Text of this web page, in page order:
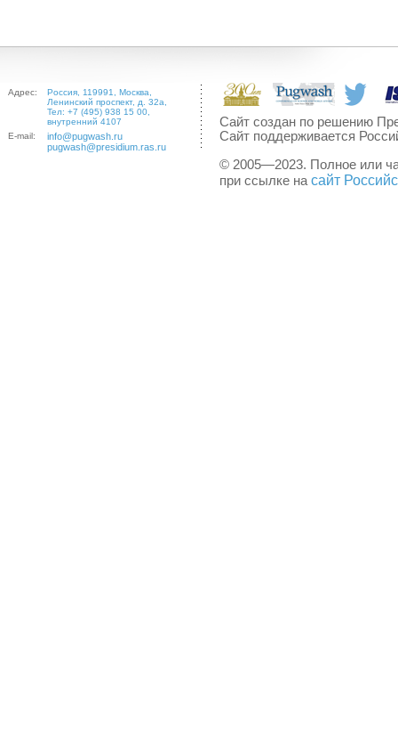
Адрес:
Россия, 119991, Москва,
Ленинский проспект, д. 32а,
Тел: +7 (495) 938 15 00,
внутренний 4107
E-mail:
info@pugwash.ru
pugwash@presidium.ras.ru
Сайт создан по решению
Сайт поддерживается
© 2005—2023. Полное или
при ссылке на сайт